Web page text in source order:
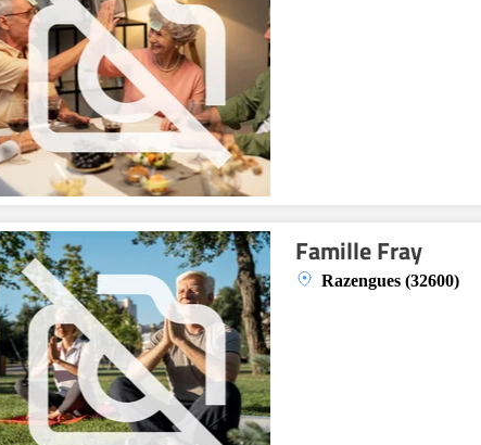
Famille Fray
Razengues (32600)